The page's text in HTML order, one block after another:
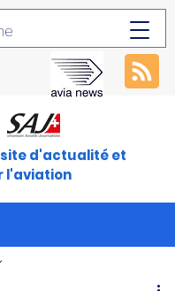
site d'actualité et
l'aviation